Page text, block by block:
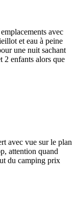
avec
et eau à peine
une nuit sachant
2 enfants alors que
avec vue sur le plan
attention quand
du camping prix